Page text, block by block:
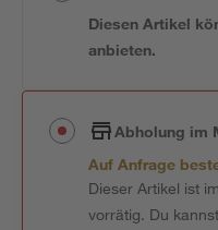
Diesen Artikel
anbieten.
Abholung im
Auf Anfrage
Dieser Artikel ist
vorrätig. Du